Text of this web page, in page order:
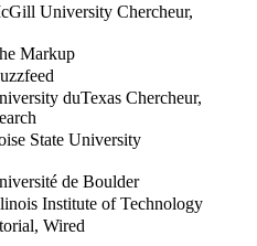
University Chercheur,
Markup
duTexas Chercheur,
State University
de Boulder
Institute of Technology
Wired